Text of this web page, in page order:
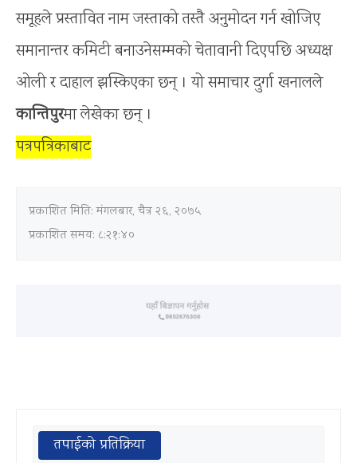
समूहले प्रस्तावित नाम जस्ताको तस्तै अनुमोदन गर्न खोजिए
समानान्तर कमिटी बनाउनेसम्मको चेतावानी दिएपछि अध्यक्ष
ओली र दाहाल झस्किएका छन् । यो समाचार दुर्गा खनालले
कान्तिपुरमा लेखेका छन् ।
पत्रपत्रिकाबाट
प्रकाशित मिति:मंगलबार, चैत्र २६, २०७५
प्रकाशित समय: ८:२१:४०
तपाईको प्रतिक्रिया